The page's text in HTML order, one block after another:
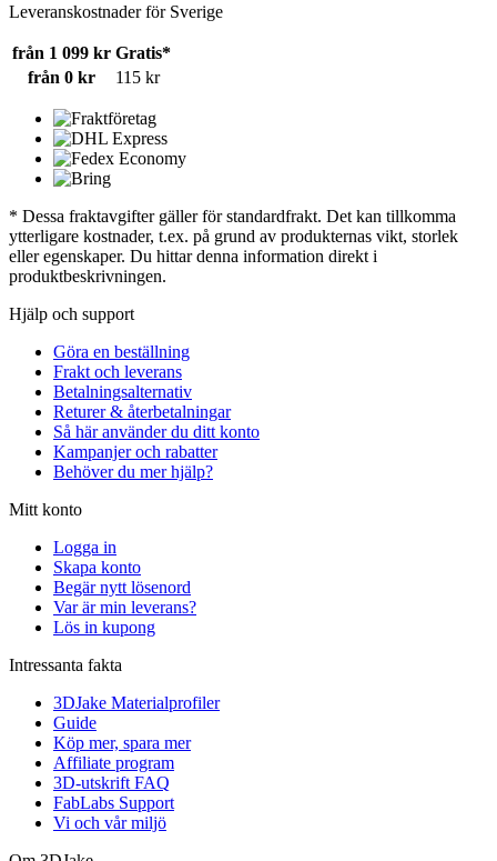
Leveranskostnader för Sverige
från 1 099 kr Gratis*
från 0 kr
115 kr
* Dessa fraktavgifter gäller för standardfrakt. Det kan tillkomma
ytterligare kostnader, t.ex. på grund av produkternas vikt, storlek
eller egenskaper. Du hittar denna information direkt i
produktbeskrivningen.
Hjälp och support
Göra en beställning
Frakt och leverans
Betalningsalternativ
Returer & återbetalningar
Så här använder du ditt konto
Kampanjer och rabatter
Behöver du mer hjälp?
Mitt konto
Logga in
Skapa konto
Begär nytt lösenord
Var är min leverans?
Lös in kupong
Intressanta fakta
3DJake Materialprofiler
Guide
Köp mer, spara mer
Affiliate program
3D-utskrift FAQ
FabLabs Support
Vi och vår miljö